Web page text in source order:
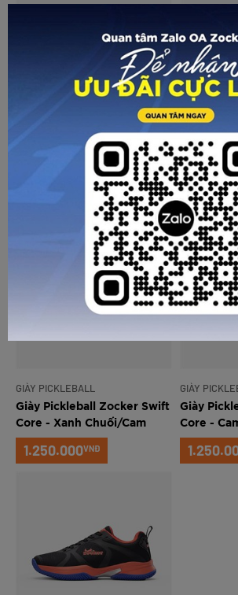
Giày Pickleball Zocker Swift
Core - Xanh/Cam
VNĐ
GIÀY
Giày
Core -
GIÀY PICKLEBALL
Giày Pickleball Zocker Swift
Core - Xanh Chuối/Cam
1.250.000VNĐ
GIÀY
Giày
Core -
VẤN CHO BẠN